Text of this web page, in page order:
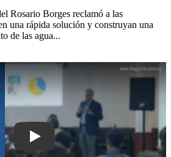
Rosario Borges reclamó a las
una rápida solución y construyan una
de las agua...
Play: Silva dijo que "se crearán los